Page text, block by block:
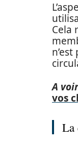
Cela
A
vos
La